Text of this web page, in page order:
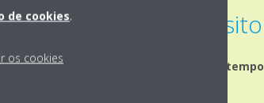
e áreas de depósito
pequena e leve for a partícula, mais tempo
ar.
de cookies.
os cookies